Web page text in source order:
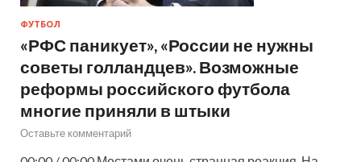
ФУТБОЛ
«РФС паникует», «России не нужны
советы голландцев». Возможные
реформы российского футбола
многие приняли в штыки
Оставьте комментарий